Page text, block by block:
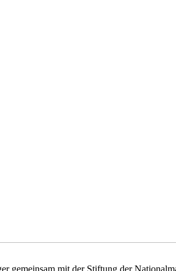
mit der Stiftung der